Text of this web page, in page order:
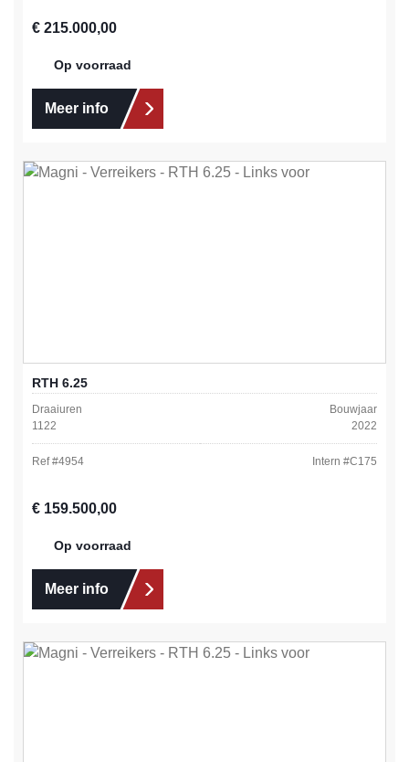
Normale prijs:
€ 215.000,00
Op voorraad
Meer info
RTH 6.25
Draaiuren
1122
Bouwjaar
2022
Ref #4954 Intern #C175
Normale prijs:
€ 159.500,00
Op voorraad
Meer info